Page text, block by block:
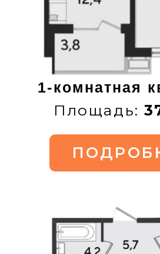
2-комнатная квартира
Площадь: 62,3 м2
ПОДРОБНЕЕ